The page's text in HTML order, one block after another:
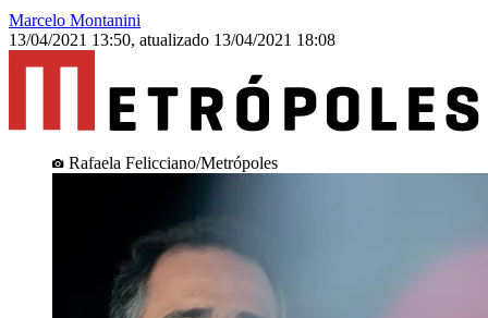
Marcelo Montanini
13/04/2021 13:50, atualizado 13/04/2021 18:08
Rafaela Felicciano/Metrópoles